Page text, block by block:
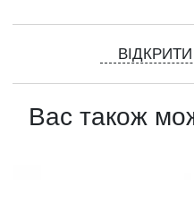
Вас також